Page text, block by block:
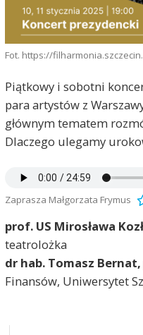
Fot. https://
Piątkowy i sobotni
para artystów z
głównym tematem
Dlaczego ulegamy
Zaprasza Małgorzata Frymus
prof. US Mirosława
teatrolożka
dr hab. Tomasz Bernat,
Finansów, Uniwersytet